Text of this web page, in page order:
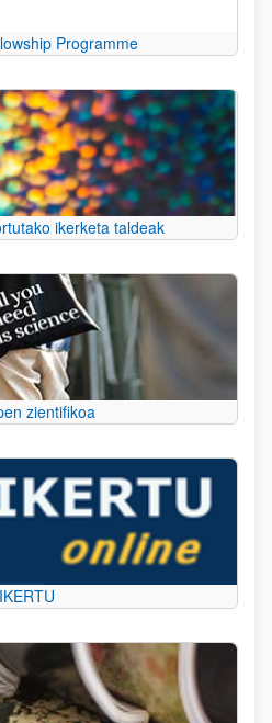
Programme
ikerketa taldeak
zientifikoa
IKERTU